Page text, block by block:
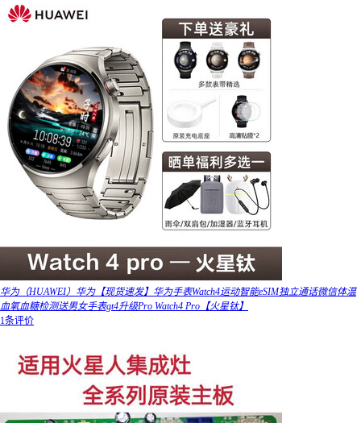
华为（HUAWEI）华为【现货速发】华为手表Watch4运动智能eSIM独立通话微信体温
血氧血糖检测送男女手表gt4升级Pro Watch4 Pro【火星钛】
1条评价